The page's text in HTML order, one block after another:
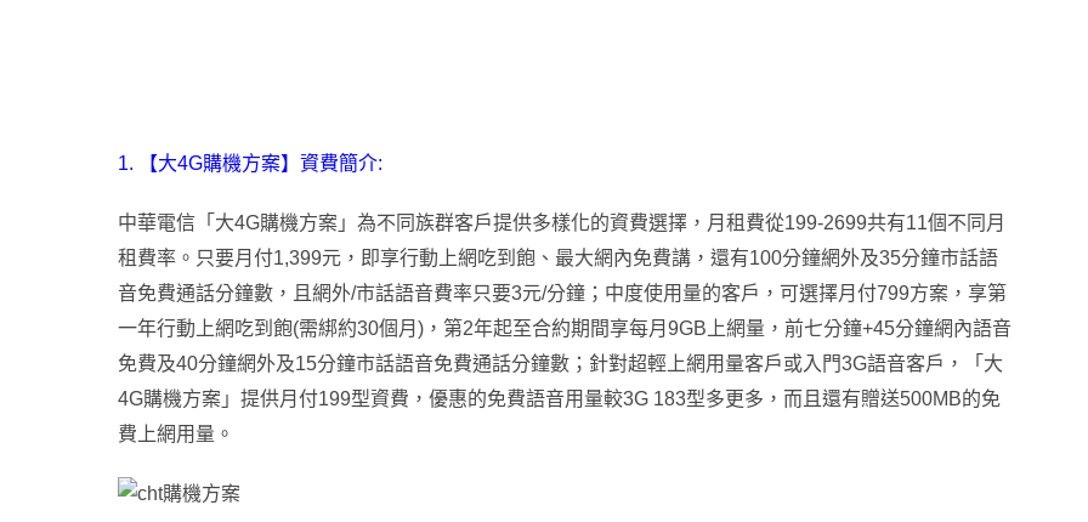
1. 【大4G購機方案】資費簡介:
中華電信「大4G購機方案」為不同族群客戶提供多樣化的資費選擇，月租費從199-2699共有11個不同月
租費率。只要月付1,399元，即享行動上網吃到飽、最大網內免費講，還有100分鐘網外及35分鐘市話語
音免費通話分鐘數，且網外/市話語音費率只要3元/分鐘；中度使用量的客戶，可選擇月付799方案，享第
一年行動上網吃到飽(需綁約30個月)，第2年起至合約期間享每月9GB上網量，前七分鐘+45分鐘網內語音
免費及40分鐘網外及15分鐘市話語音免費通話分鐘數 ；針對超輕上網用量客戶或入門3G語音客戶，「大
4G購機方案」提供月付199型資費，優惠的免費語音用量較3G 183型多更多，而且還有贈送500MB的免
費上網用量。